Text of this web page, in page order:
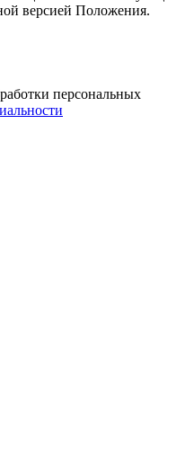
версией Положения.
персональных